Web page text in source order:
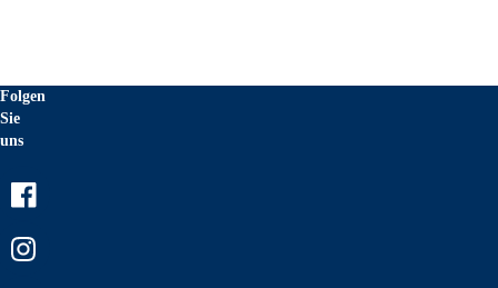
Folgen
Sie
uns